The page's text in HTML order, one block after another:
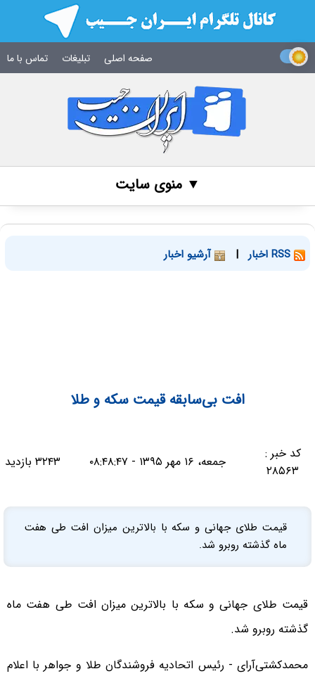
صفحه اصلی تبلیغات تماس با ما
▼ منوی سایت
| آرشیو اخبار
افت بی‌سابقه قیمت سکه و طلا
کد خبر :
۲۸۵۶۳
جمعه، ۱۶ مهر ۱۳۹۵ - ۰۸:۴۸:۴۷ ۳۲۴۳ بازدید
قیمت طلای جهانی و سکه با بالاترین میزان افت طی هفت
ماه گذشته روبرو شد.
قیمت طلای جهانی و سکه با بالاترین میزان افت طی هفت ماه
گذشته روبرو شد.
محمدکشتی‌آرای - رئیس اتحادیه فروشندگان طلا و جواهر با اعلام